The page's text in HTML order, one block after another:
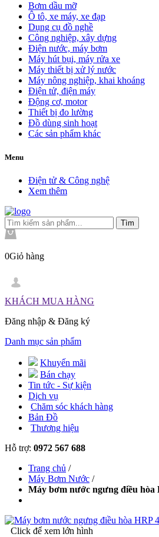
Bơm dầu mỡ
Ô tô, xe máy, xe đạp
Dụng cụ đồ nghề
Công nghiệp, xây dựng
Điện nước, máy bơm
Máy hút bụi, máy rửa xe
Máy thiết bị xử lý nước
Máy nông nghiệp, khai khoáng
Điện tử, điện máy
Động cơ, motor
Thiết bị đo lường
Đồ dùng sinh hoạt
Các sản phẩm khác
Menu
Điện tử & Công nghệ
Xem thêm
0Giỏ hàng
KHÁCH MUA HÀNG
Đăng nhập & Đăng ký
Danh mục sản phẩm
Khuyến mãi
Bán chạy
Tin tức - Sự kiện
Dịch vụ
Chăm sóc khách hàng
Bản Đồ
Thương hiệu
Hỗ trợ: 0972 567 688
Trang chủ /
Máy Bơm Nước /
Máy bơm nước ngưng điều hòa
Click để xem lớn hình